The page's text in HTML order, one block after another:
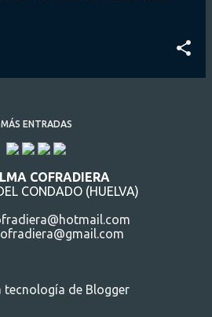
MÁS ENTRADAS
COFRADIERA
CONDADO (HUELVA)
tecnología de Blogger